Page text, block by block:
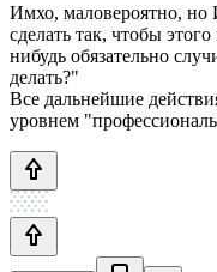
Имхо, маловероятно, но
сделать так, чтобы
нибудь обязательно
делать?"
Все дальнейшие
уровнем